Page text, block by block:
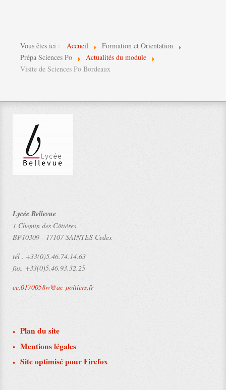
Vous êtes ici : Accueil
Formation et Orientation
Prépa Sciences Po
Actualités du module
Visite de Sciences Po Bordeaux
Lycée Bellevue
1 Chemin des Côtières
BP10309 - 17107 SAINTES Cedex
tél . +33(0)5.46.74.14.63
fax. +33(0)5.46.93.32.25
ce.0170058w@ac-poitiers.fr
Plan du site
Mentions légales
Site optimisé pour Firefox